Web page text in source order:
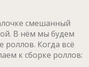
смешанный
В нём мы будем
роллов. Когда всё
к сборке роллов: